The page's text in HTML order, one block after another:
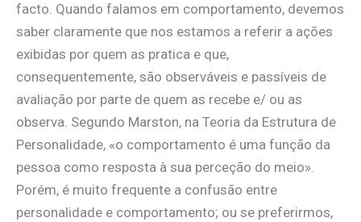
facto. Quando falamos em comportamento, devemos
saber claramente que nos estamos a referir a ações
exibidas por quem as pratica e que,
consequentemente, são observáveis e passíveis de
avaliação por parte de quem as recebe e/ ou as
observa. Segundo Marston, na Teoria da Estrutura de
Personalidade, «o comportamento é uma função da
pessoa como resposta à sua perceção do meio».
Porém, é muito frequente a confusão entre
personalidade e comportamento; ou se preferirmos,